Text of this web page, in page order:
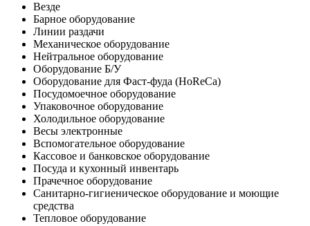
Везде
Барное оборудование
Линии раздачи
Механическое оборудование
Нейтральное оборудование
Оборудование Б/У
Оборудование для Фаст-фуда (HoReCa)
Посудомоечное оборудование
Упаковочное оборудование
Холодильное оборудование
Весы электронные
Вспомогательное оборудование
Кассовое и банковское оборудование
Посуда и кухонный инвентарь
Прачечное оборудование
Санитарно-гигиеническое оборудование и моющие
средства
Тепловое оборудование